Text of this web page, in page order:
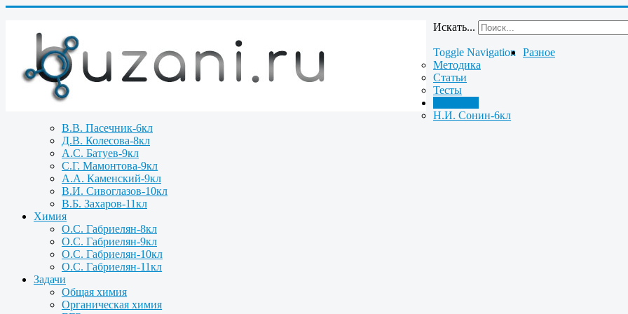
Искать...
Toggle Navigation
Разное
Методика
Статьи
Тесты
Н.И. Сонин-6кл
В.В. Пасечник-6кл
Д.В. Колесова-8кл
А.С. Батуев-9кл
С.Г. Мамонтова-9кл
А.А. Каменский-9кл
В.И. Сивоглазов-10кл
В.Б. Захаров-11кл
Химия
О.С. Габриелян-8кл
О.С. Габриелян-9кл
О.С. Габриелян-10кл
О.С. Габриелян-11кл
Задачи
Общая химия
Органическая химия